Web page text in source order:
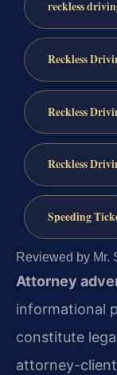
reckless
Reckless
Reckless
Reckless
Speeding
Reviewed by Mr.
Attorney
informational
constitute
attorney-